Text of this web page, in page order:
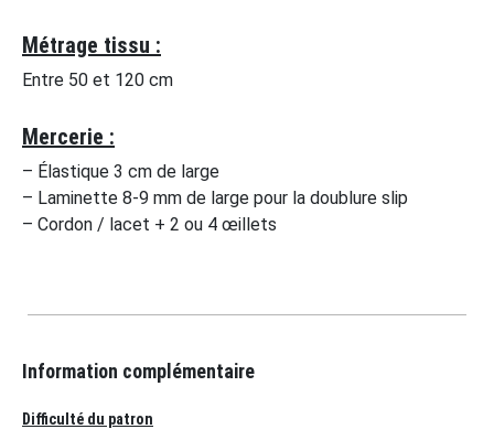
Métrage tissu :
Entre 50 et 120 cm
Mercerie :
– Élastique 3 cm de large
– Laminette 8-9 mm de large pour la doublure slip
– Cordon / lacet + 2 ou 4 œillets
Information complémentaire
Difficulté du patron